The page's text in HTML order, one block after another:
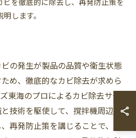
します。
の発生が製品の品質や衛生状態
め、徹底的なカビ除去が求めら
東海のプロによるカビ除去サー
技術を駆使して、撹拌機周辺の
再発防止策を講じることで、多